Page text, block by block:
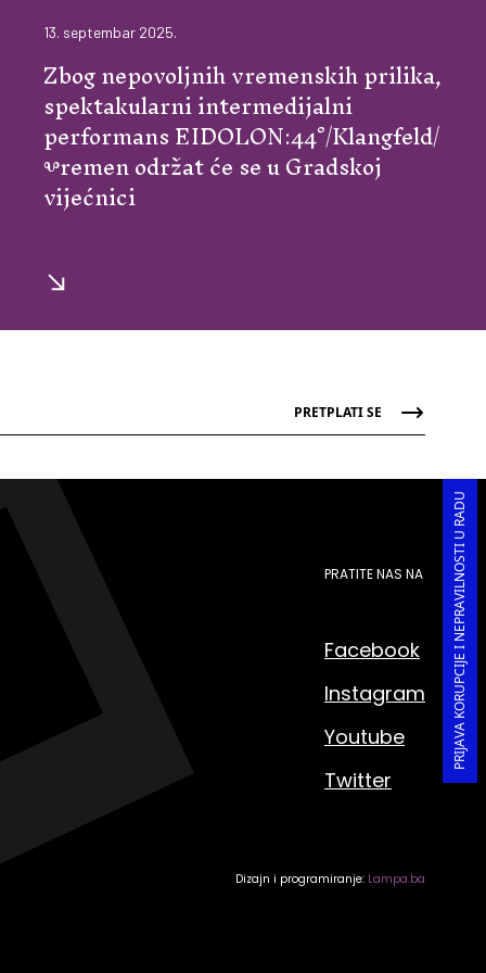
13. septembar 2025.
Zbog nepovoljnih vremenskih prilika,
spektakularni intermedijalni
performans EIDOLON:44°/Klangfeld/
Ⰲremen održat će se u Gradskoj
vijećnici
PRETPLATI SE
PRIJAVA KORUPCIJE I NEPRAVILNOSTI U RADU
PRATITE NAS NA
Facebook
Instagram
Youtube
Twitter
Dizajn i programiranje: Lampa.ba